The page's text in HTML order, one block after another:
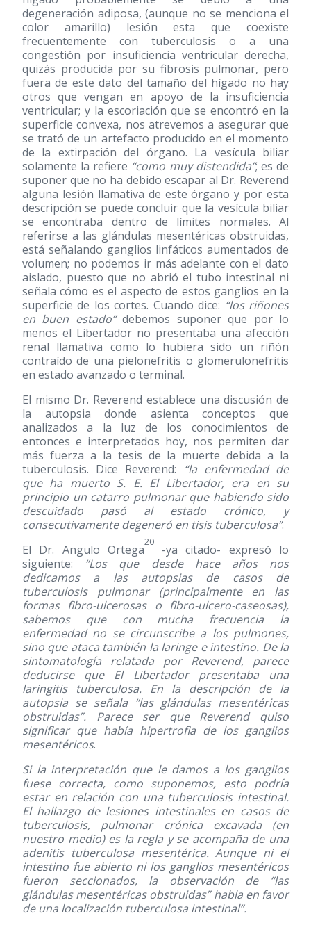
degeneración adiposa, (aunque no se menciona el
color amarillo) lesión esta que coexiste
frecuentemente con tuberculosis o a una
congestión por insuficiencia ventricular derecha,
quizás producida por su fibrosis pulmonar, pero
fuera de este dato del tamaño del hígado no hay
otros que vengan en apoyo de la insuficiencia
ventricular; y la escoriación que se encontró en la
superficie convexa, nos atrevemos a asegurar que
se trató de un artefacto producido en el momento
de la extirpación del órgano. La vesícula biliar
solamente la refiere “como muy distendida”; es de
suponer que no ha debido escapar al Dr. Reverend
alguna lesión llamativa de este órgano y por esta
descripción se puede concluir que la vesícula biliar
se encontraba dentro de límites normales. Al
referirse a las glándulas mesentéricas obstruidas,
está señalando ganglios linfáticos aumentados de
volumen; no podemos ir más adelante con el dato
aislado, puesto que no abrió el tubo intestinal ni
señala cómo es el aspecto de estos ganglios en la
superficie de los cortes. Cuando dice: “los riñones
en buen estado”debemos suponer que por lo
menos el Libertador no presentaba una afección
renal llamativa como lo hubiera sido un riñón
contraído de una pielonefritis o glomerulonefritis
en estado avanzado o terminal.
El mismo Dr. Reverend establece una discusión de
la autopsia donde asienta conceptos que
analizados a la luz de los conocimientos de
entonces e interpretados hoy, nos permiten dar
más fuerza a la tesis de la muerte debida a la
tuberculosis. Dice Reverend:
“la enfermedad de
que ha muerto S. E. El Libertador, era en su
principio un catarro pulmonar que habiendo sido
descuidado pasó al estado crónico, y
consecutivamente degeneró en tisis tuberculosa”.
El Dr. Angulo Ortega
20
-ya citado- expresó lo
siguiente: “Los que desde hace años nos
dedicamos a las autopsias de casos de
tuberculosis pulmonar (principalmente en las
formas fibro-ulcerosas o fibro-ulcero-caseosas),
sabemos que con mucha frecuencia la
enfermedad no se circunscribe a los pulmones,
sino que ataca también la laringe e intestino. De la
sintomatología relatada por Reverend, parece
deducirse que El Libertador presentaba una
laringitis tuberculosa. En la descripción de la
autopsia se señala “las glándulas mesentéricas
obstruidas”. Parece ser que Reverend quiso
significar que había hipertrofia de los ganglios
mesentéricos.
Si la interpretación que le damos a los ganglios
fuese correcta, como suponemos, esto podría
estar en relación con una tuberculosis intestinal.
El hallazgo de lesiones intestinales en casos de
tuberculosis, pulmonar crónica excavada (en
nuestro medio) es la regla y se acompaña de una
adenitis tuberculosa mesentérica. Aunque ni el
intestino fue abierto ni los ganglios mesentéricos
fueron seccionados, la observación de “las
glándulas mesentéricas obstruidas” habla en favor
de una localización tuberculosa intestinal”.